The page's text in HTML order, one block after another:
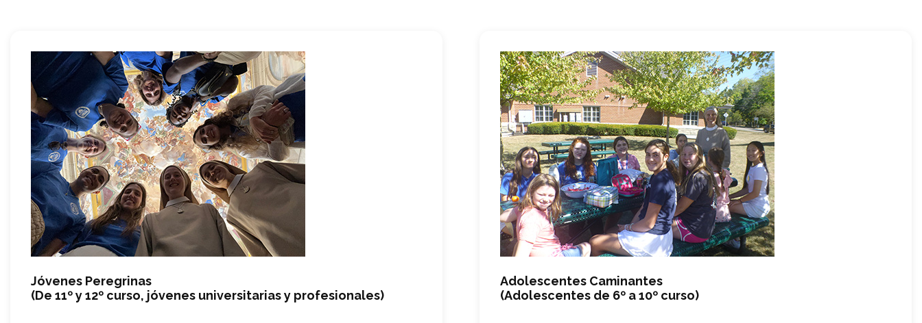
Jóvenes Peregrinas
(De 11º y 12º curso, jóvenes universitarias y profesionales)
Adolescentes Caminantes
(Adolescentes de 6º a 10º curso)